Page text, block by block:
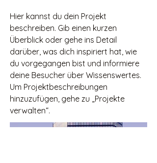
Hier kannst du dein Projekt
beschreiben. Gib einen kurzen
Überblick oder gehe ins Detail
darüber, was dich inspiriert hat, wie
du vorgegangen bist und informiere
deine Besucher über Wissenswertes.
Um Projektbeschreibungen
hinzuzufügen, gehe zu „Projekte
verwalten“.